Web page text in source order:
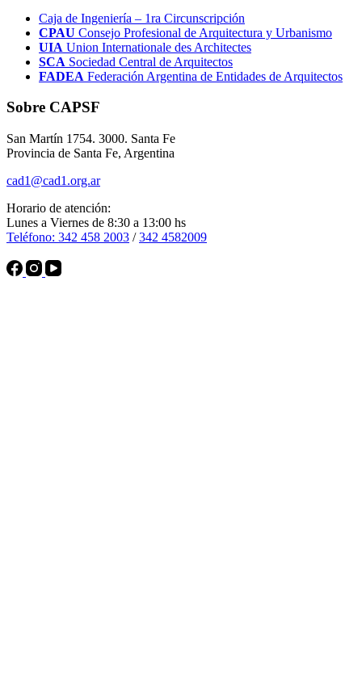
Caja de Ingeniería – 1ra Circunscripción
CPAU Consejo Profesional de Arquitectura y Urbanismo
UIA Union Internationale des Architectes
SCA Sociedad Central de Arquitectos
FADEA Federación Argentina de Entidades de Arquitectos
Sobre CAPSF
San Martín 1754. 3000. Santa Fe
Provincia de Santa Fe, Argentina
cad1@cad1.org.ar
Horario de atención:
Lunes a Viernes de 8:30 a 13:00 hs
Teléfono: 342 458 2003 /342 4582009